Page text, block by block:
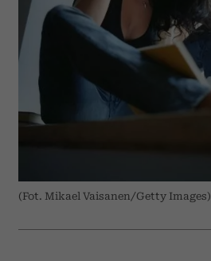
(Fot. Mikael Vaisanen/Getty Images)